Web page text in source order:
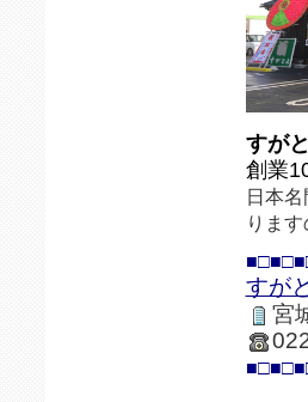
すが
創業
日本
りま
すが
宮